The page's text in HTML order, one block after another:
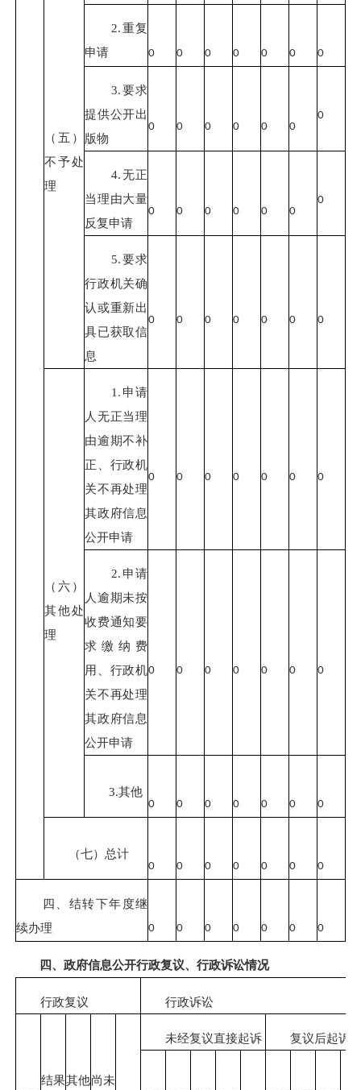
（五）
不予处
理
2.重复
申请
0 0 0 0 0 0 0
3.要求
提供公开出
版物
0 0 0 0 0 0
0
4.无正
当理由大量
反复申请
0 0 0 0 0 0
0
5.要求
行政机关确
认或重新出
具已获取信
息
0 0 0 0 0 0 0
（六）
其他处
理
1.申请
人无正当理
由逾期不补
正、行政机
关不再处理
其政府信息
公开申请
0 0 0 0 0 0 0
2.申请
人逾期未按
收费通知要
求缴纳费
用、行政机
关不再处理
其政府信息
公开申请
0 0 0 0 0 0 0
3.其他
0 0 0 0 0 0 0
（七）总计
0 0 0 0 0 0 0
四、结转下年度继
续办理
0 0 0 0 0 0 0
四、政府信息公开行政复议、行政诉讼情况
行政复议 行政诉讼
结果其他尚未
未经复议直接起诉 复议后起诉